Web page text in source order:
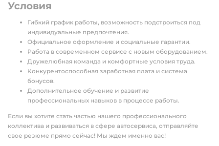
Условия
Гибкий график работы, возможность подстроиться под
индивидуальные предпочтения.
Официальное оформление и социальные гарантии.
Работа в современном сервисе с новым оборудованием.
Дружелюбная команда и комфортные условия труда.
Конкурентоспособная заработная плата и система
бонусов.
Дополнительное обучение и развитие
профессиональных навыков в процессе работы.
Если вы хотите стать частью нашего профессионального
коллектива и развиваться в сфере автосервиса, отправляйте
свое резюме прямо сейчас! Мы ждем именно вас!